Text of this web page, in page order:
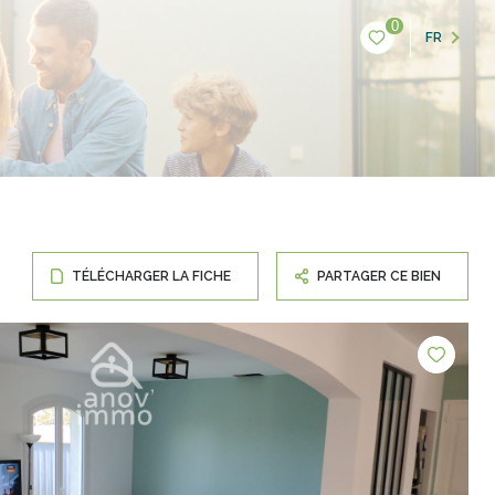
0
FR
TÉLÉCHARGER LA FICHE PARTAGER CE BIEN